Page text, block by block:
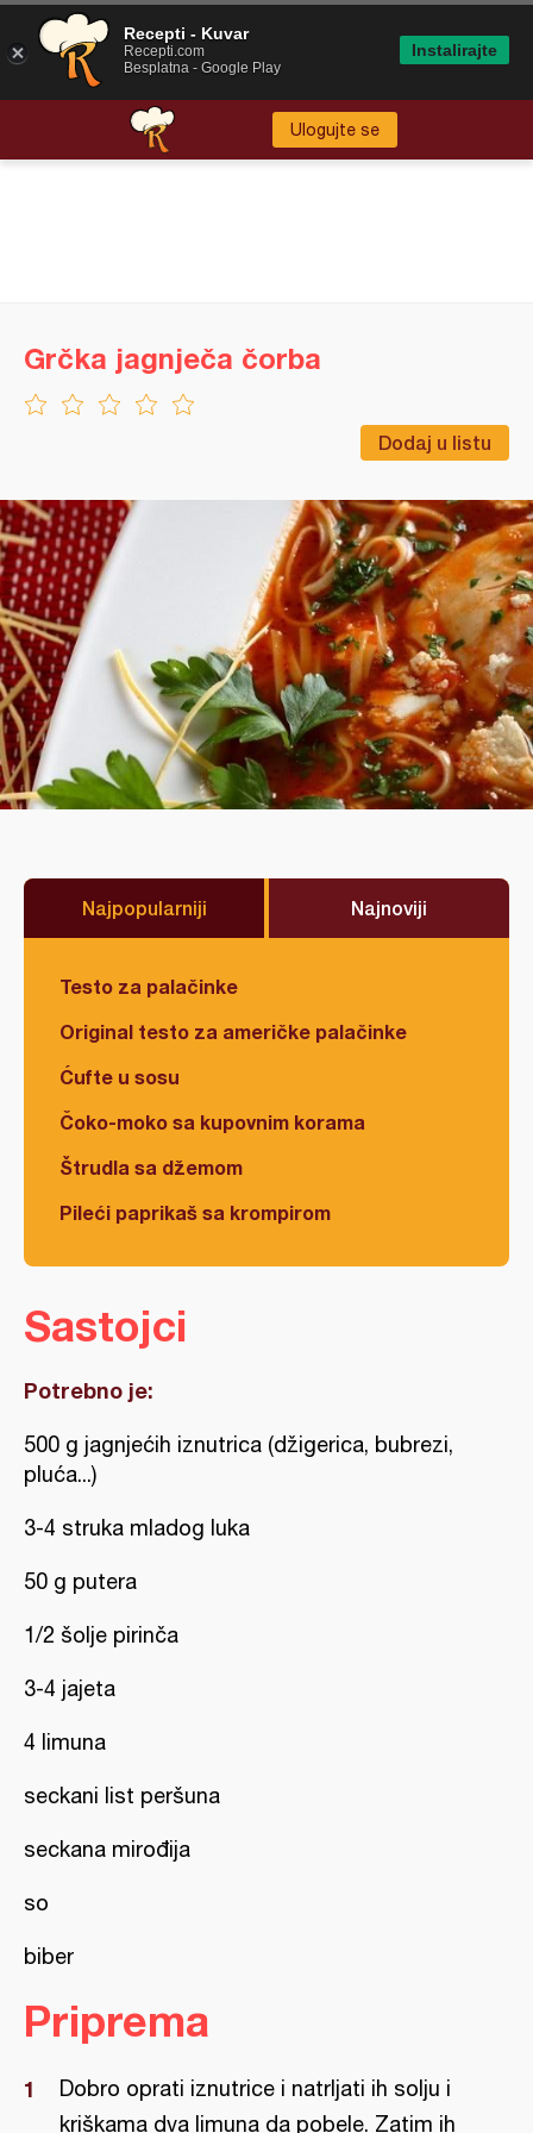
Ulogujte se
Dodaj u listu
Grčka jagnječa čorba
Najpopularniji Najnoviji
Testo za palačinke
Original testo za američke palačinke
Ćufte u sosu
Čoko-moko sa kupovnim korama
Štrudla sa džemom
Pileći paprikaš sa krompirom
Sastojci
Potrebno je:
500 g jagnjećih iznutrica (džigerica, bubrezi,
pluća...)
3-4 struka mladog luka
50 g putera
1/2 šolje pirinča
3-4 jajeta
4 limuna
seckani list peršuna
seckana mirođija
so
biber
Priprema
Dobro oprati iznutrice i natrljati ih solju i
kriškama dva limuna da pobele. Zatim ih
Recepti - Kuvar
Recepti.com
Besplatna - Google Play
Instalirajte